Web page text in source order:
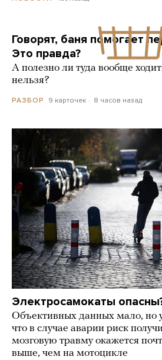
Говорят, баня помогает
Это правда?
А полезно ли туда вообще
нельзя?
РАЗБОР 9 карточек 8 часов назад
Электросамокаты
Объективных данных мало, но
что в случае аварии риск
мозговую травму окажется
выше, чем на мотоцикле